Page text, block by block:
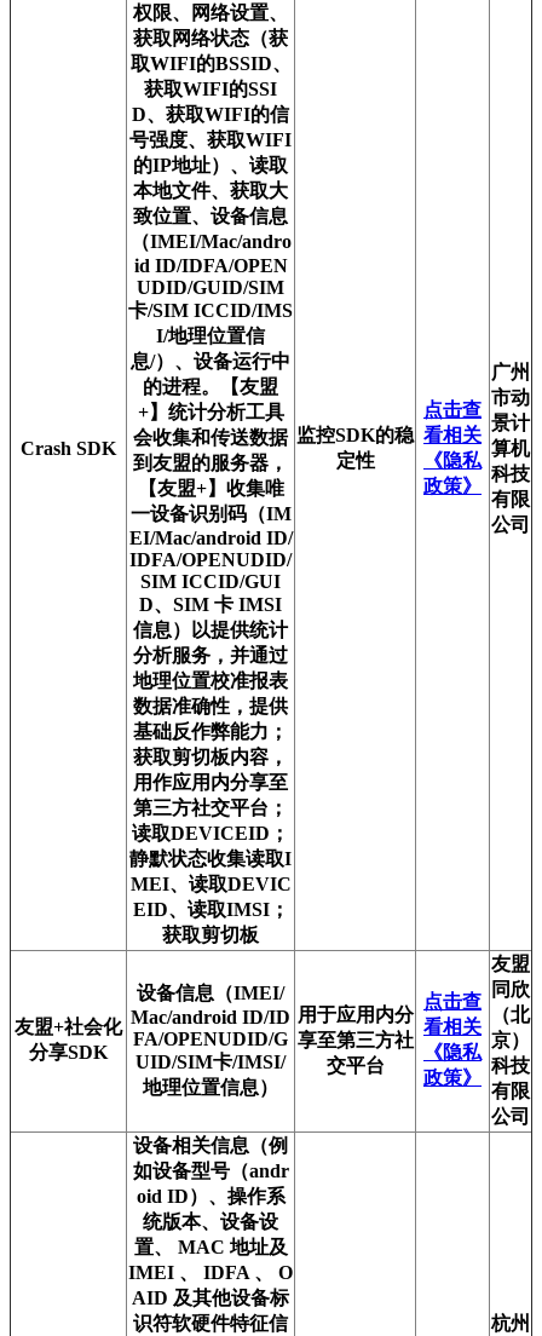
Crash SDK
权限、网络设置、
获取网络状态（获
取WIFI的BSSID、
获取WIFI的SSI
D、获取WIFI的信
号强度、获取WIFI
的IP地址）、读取
本地文件、获取大
致位置、设备信息
（IMEI/Mac/andro
id ID/IDFA/OPEN
UDID/GUID/SIM
卡/SIM ICCID/IMS
I/地理位置信
息/）、设备运行中
的进程。【友盟
+】统计分析工具
会收集和传送数据
到友盟的服务器，
【友盟+】收集唯
一设备识别码（IM
EI/Mac/android ID/
IDFA/OPENUDID/
SIM ICCID/GUI
D、SIM 卡 IMSI
信息）以提供统计
分析服务，并通过
地理位置校准报表
数据准确性，提供
基础反作弊能力；
获取剪切板内容，
用作应用内分享至
第三方社交平台；
读取DEVICEID；
静默状态收集读取I
MEI、读取DEVIC
EID、读取IMSI；
获取剪切板
监控SDK的稳
定性
点击查
看相关
《隐私
政策》
广州
市动
景计
算机
科技
有限
公司
友盟+社会化
分享SDK
设备信息（IMEI/
Mac/android ID/ID
FA/OPENUDID/G
UID/SIM卡/IMSI/
地理位置信息）
用于应用内分
享至第三方社
交平台
点击查
看相关
《隐私
政策》
友盟
同欣
（北
京）
科技
有限
公司
设备相关信息（例
如设备型号（andr
oid ID）、操作系
统版本、设备设
置、 MAC 地址及
IMEI 、 IDFA 、 O
AID 及其他设备标
识符软硬件特征信
杭州